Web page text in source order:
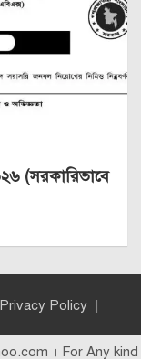
(সরকারিভাবে
Privacy Policy
। For Any kind